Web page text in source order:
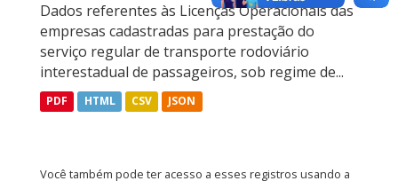
Dados referentes às Licenças Operacionais das
empresas cadastradas para prestação do
serviço regular de transporte rodoviário
interestadual de passageiros, sob regime de...
PDF HTML CSV JSON
Você também pode ter acesso a esses registros usando a